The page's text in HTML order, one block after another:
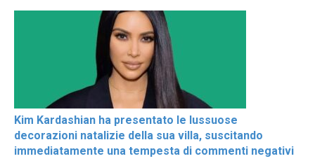
Kim Kardashian ha presentato le lussuose
decorazioni natalizie della sua villa, suscitando
immediatamente una tempesta di commenti negativi